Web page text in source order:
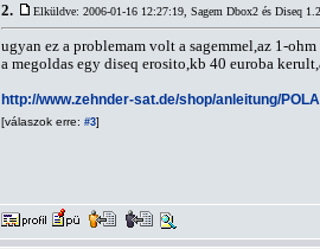
2. Elküldve: 2006-01-16 12:27:19, Sagem Dbox2 és Diseq
ugyan ez a problemam volt a sagemmel,az 1-
a megoldas egy diseq erosito,kb 40 euroba
http://www.zehnder-sat.de/shop/anleitung/
[válaszok erre: #3]